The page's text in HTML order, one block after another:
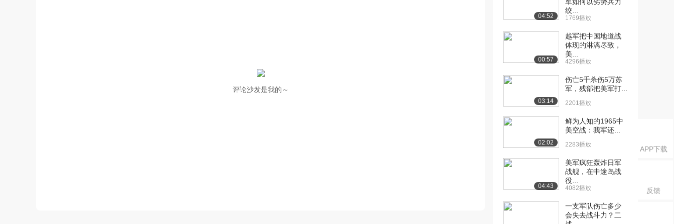
APP下载
反馈
评论沙发是我的～
04:52
绞...
1769播放
00:57
越军把中国地道战
体现的淋漓尽致，
美...
4296播放
03:14
伤亡5千杀伤5万苏
军，残部把美军打...
2201播放
02:02
鲜为人知的1965中
美空战：我军还...
2283播放
04:43
美军疯狂轰炸日军
战舰，在中途岛战
役...
4082播放
一支军队伤亡多少
会失去战斗力？二